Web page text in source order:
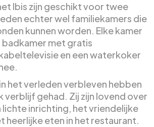
Ibis zijn geschikt voor twee
echter wel familiekamers die
kunnen worden. Elke kamer
met gratis
en een waterkoker
het verleden verbleven hebben
verblijf gehad. Zij zijn lovend over
lichte inrichting, het vriendelijke
heerlijke eten in het restaurant.